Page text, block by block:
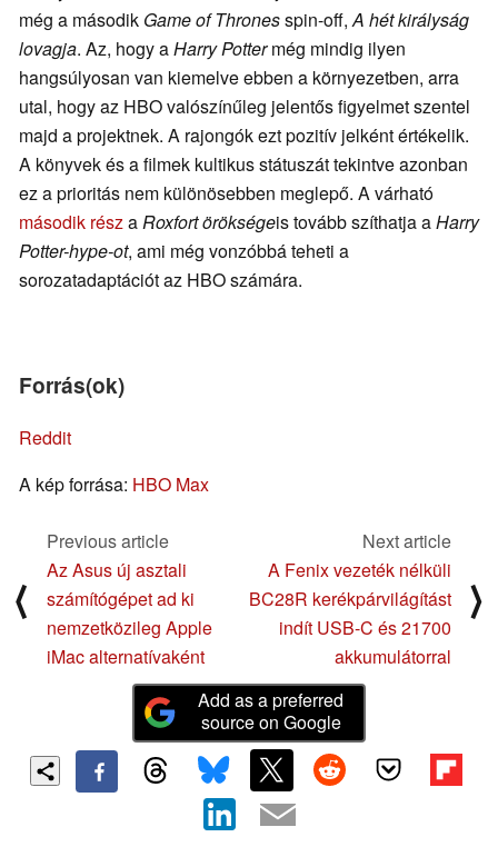
még a második Game of Thronesspin-off,A hét királyság
lovagja. Az, hogy aHarry Pottermég mindig ilyen
hangsúlyosan van kiemelve ebben a környezetben, arra
utal, hogy az HBO valószínűleg jelentős figyelmet szentel
majd a projektnek. A rajongók ezt pozitív jelként értékelik.
A könyvek és a filmek kultikus státuszát tekintve azonban
ez a prioritás nem különösebben meglepő. A várható
második részaRoxfort örökségeis tovább szíthatja aHarry
Potter-hype-ot, ami még vonzóbbá teheti a
sorozatadaptációt az HBO számára.
Forrás(ok)
Reddit
A kép forrása: HBO Max
⟨
Previous article
Az Asus új asztali
számítógépet ad ki
nemzetközileg Apple
iMac alternatívaként
Next article
A Fenix vezeték nélküli
BC28R kerékpárvilágítást
indít USB-C és 21700
akkumulátorral
⟩
Add as a preferred
source on Google